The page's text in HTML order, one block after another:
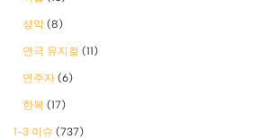
성악 (8)
연극 뮤지컬 (11)
연주자 (6)
한복 (17)
1-3 이슈 (737)